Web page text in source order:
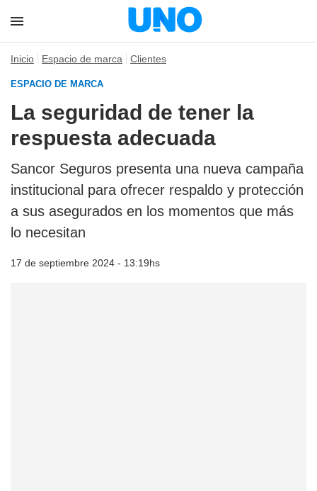
Inicio Espacio de marca Clientes
ESPACIO DE MARCA
La seguridad de tener la
respuesta adecuada
Sancor Seguros presenta una nueva campaña
institucional para ofrecer respaldo y protección
a sus asegurados en los momentos que más
lo necesitan
17 de septiembre 2024 - 13:19hs